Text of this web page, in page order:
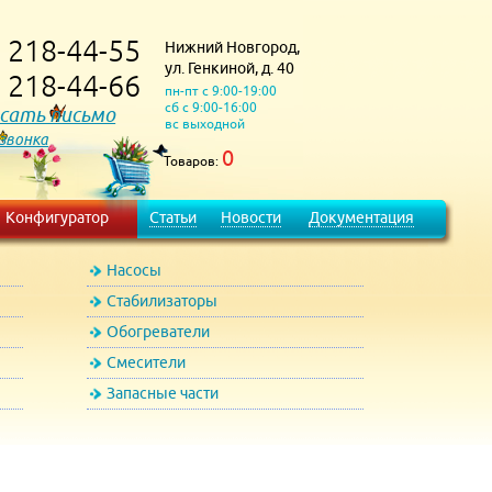
218-44-55
218-44-66
письмо
Нижний Новгород,
ул. Генкиной, д. 40
пн-пт с 9:00-19:00
сб с 9:00-16:00
вс выходной
Товаров: 0
Конфигуратор Статьи Новости Документация
Насосы
Стабилизаторы
Обогреватели
Смесители
Запасные части